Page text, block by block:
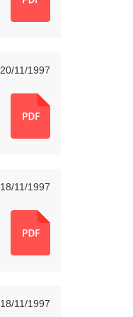
20/11/1997
18/11/1997
18/11/1997